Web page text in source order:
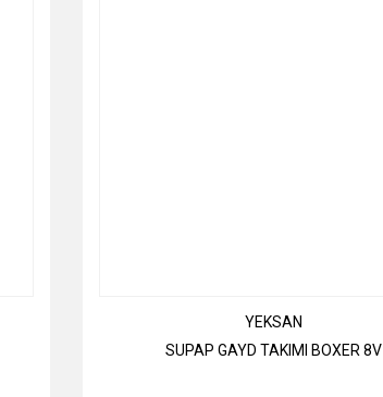
YEKSAN
SUPAP GAYD TAKIMI BOXER 8V